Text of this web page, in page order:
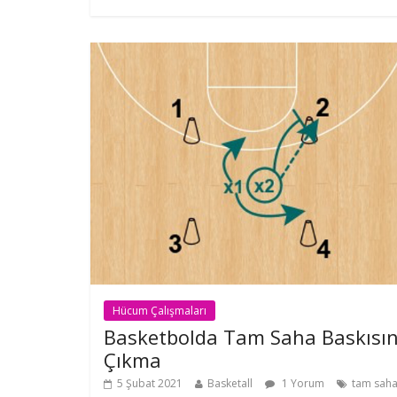
Hücum Çalışmaları
Basketbolda Tam Saha
Çıkma
5 Şubat 2021 Basketall 1 Yorum tam saha